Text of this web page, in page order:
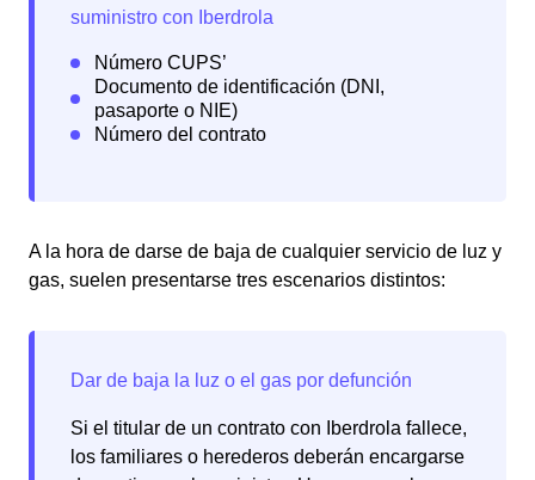
A la hora de darse de baja de cualquier servicio de luz y
gas, suelen presentarse tres escenarios distintos:
Si el titular de un contrato con Iberdrola fallece,
los familiares o herederos deberán encargarse